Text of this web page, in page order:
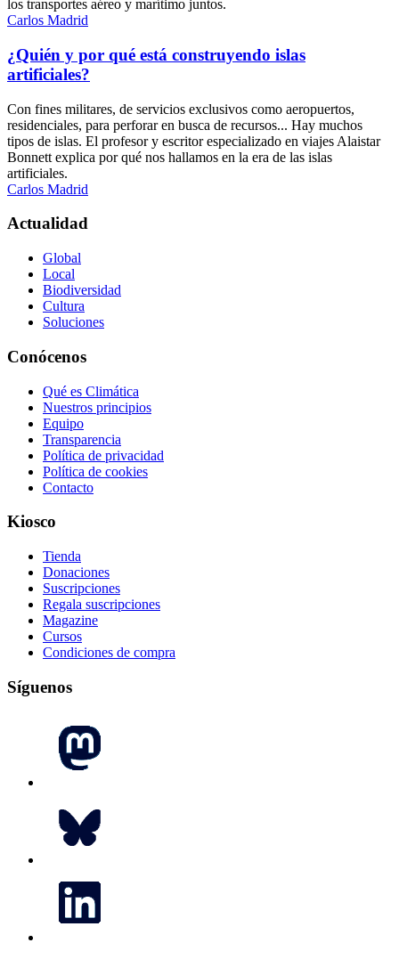
los transportes aéreo y marítimo juntos.
Carlos Madrid
¿Quién y por qué está construyendo islas
artificiales?
Con fines militares, de servicios exclusivos como aeropuertos,
residenciales, para perforar en busca de recursos... Hay muchos
tipos de islas. El profesor y escritor especializado en viajes Alaistar
Bonnett explica por qué nos hallamos en la era de las islas
artificiales.
Carlos Madrid
Actualidad
Global
Local
Biodiversidad
Cultura
Soluciones
Conócenos
Qué es Climática
Nuestros principios
Equipo
Transparencia
Política de privacidad
Política de cookies
Contacto
Kiosco
Tienda
Donaciones
Suscripciones
Regala suscripciones
Magazine
Cursos
Condiciones de compra
Síguenos